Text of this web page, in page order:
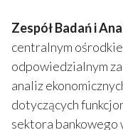
Zespół Badań i
centralnym
odpowiedzialnym
analiz
dotyczących
sektora bankowego